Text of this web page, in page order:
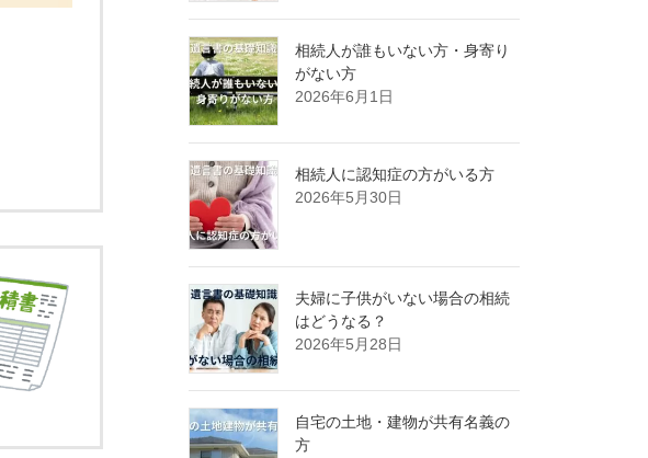
相続人が誰もいない方・身寄り
がない方
2026年6月1日
相続人に認知症の方がいる方
2026年5月30日
夫婦に子供がいない場合の相続
はどうなる？
2026年5月28日
自宅の土地・建物が共有名義の
方